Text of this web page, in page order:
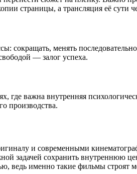
страницы, а трансляция её сути
сокращать, менять
— залог успеха.
где важна внутренняя
производства.
и современными
задачей сохранить внутреннюю
ведь именно такие фильмы строят